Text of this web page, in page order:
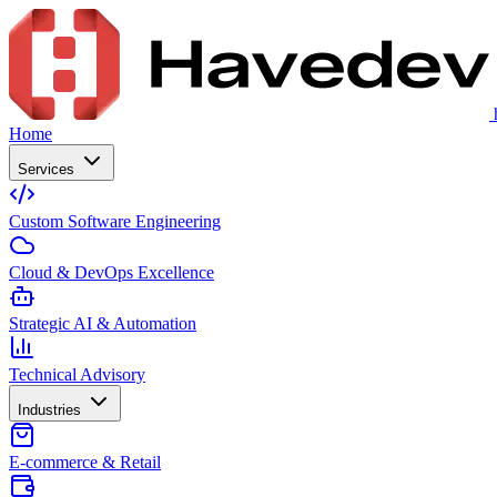
Home
Services
Custom Software Engineering
Cloud & DevOps Excellence
Strategic AI & Automation
Technical Advisory
Industries
E-commerce & Retail